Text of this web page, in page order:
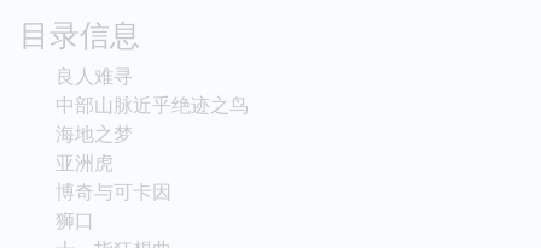
文学奖项，其中短篇小说集《与绝迹之鸟的短暂
邂逅》获海明威奖，长篇小说《漫长的中场休
息》获美国国家书评人奖，入选BBC本世纪必读
12本小说。
目录信息